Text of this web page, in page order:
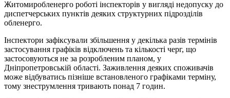
Житомиробленерго роботі інспекторів у вигляді недопуску до
диспетчерських пунктів деяких структурних підрозділів
обленерго.
Інспектори зафіксували збільшення у декілька разів термінів
застосування графіків відключень та кількості черг, що
застосовуються не за розробленим планом, у
Дніпропетровській області. Заживлення деяких споживачів
може відбуватись пізніше встановленого графіками терміну,
тому знеструмлення тривають понад 7 годин.